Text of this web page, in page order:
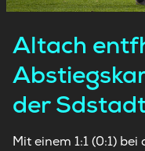
Altach
der
Mit einem 1:1 (0:1)